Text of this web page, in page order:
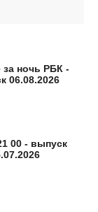
за ночь РБК -
06.08.2026
00 - выпуск